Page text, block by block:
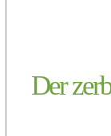
Der